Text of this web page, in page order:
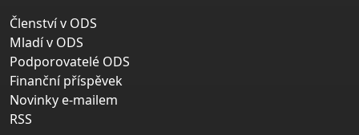
Členství v ODS
Mladí v ODS
Podporovatelé ODS
Finanční příspěvek
Novinky e-mailem
RSS